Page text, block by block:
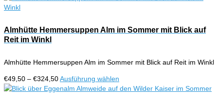
Almhütte Hemmersuppen Alm im Sommer mit Blick auf
Reit im Winkl
Almhütte Hemmersuppen Alm im Sommer mit Blick auf Reit im Winkl
€49,50 – €324,50Preisspanne:
€49,50
Ausführung wählen
Produkt